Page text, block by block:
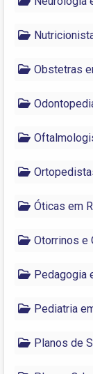
Obstetras
Óticas em
Otorrinos e
Pedagogia
Pediatria
Planos de